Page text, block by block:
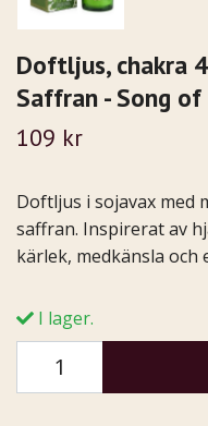
Doftljus, chakra
Saffran - Song
109 kr
Doftljus i sojavax med
saffran. Inspirerat av
kärlek, medkänsla och
I lager.